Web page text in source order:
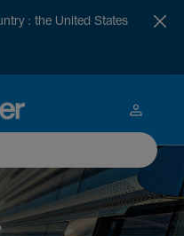
: the United States